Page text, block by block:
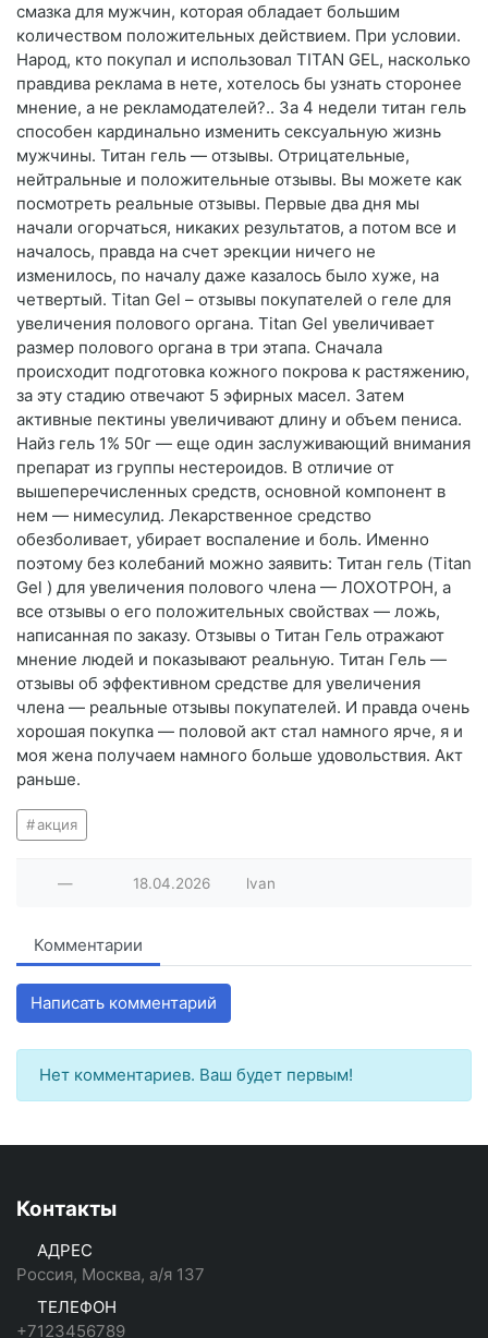
смазка для мужчин, которая обладает большим
количеством положительных действием. При условии.
Народ, кто покупал и использовал TITAN GEL, насколько
правдива реклама в нете, хотелось бы узнать сторонее
мнение, а не рекламодателей?.. За 4 недели титан гель
способен кардинально изменить сексуальную жизнь
мужчины. Титан гель — отзывы. Отрицательные,
нейтральные и положительные отзывы. Вы можете как
посмотреть реальные отзывы. Первые два дня мы
начали огорчаться, никаких результатов, а потом все и
началось, правда на счет эрекции ничего не
изменилось, по началу даже казалось было хуже, на
четвертый. Titan Gel – отзывы покупателей о геле для
увеличения полового органа. Titan Gel увеличивает
размер полового органа в три этапа. Сначала
происходит подготовка кожного покрова к растяжению,
за эту стадию отвечают 5 эфирных масел. Затем
активные пектины увеличивают длину и объем пениса.
Найз гель 1% 50г — еще один заслуживающий внимания
препарат из группы нестероидов. В отличие от
вышеперечисленных средств, основной компонент в
нем — нимесулид. Лекарственное средство
обезболивает, убирает воспаление и боль. Именно
поэтому без колебаний можно заявить: Титан гель (Titan
Gel ) для увеличения полового члена — ЛОХОТРОН, а
все отзывы о его положительных свойствах — ложь,
написанная по заказу. Отзывы о Титан Гель отражают
мнение людей и показывают реальную. Титан Гель —
отзывы об эффективном средстве для увеличения
члена — реальные отзывы покупателей. И правда очень
хорошая покупка — половой акт стал намного ярче, я и
моя жена получаем намного больше удовольствия. Акт
раньше.
акция
— 18.04.2026 lvan
Комментарии
Написать комментарий
Нет комментариев. Ваш будет первым!
Контакты
АДРЕС
Россия, Москва, а/я 137
ТЕЛЕФОН
+7123456789